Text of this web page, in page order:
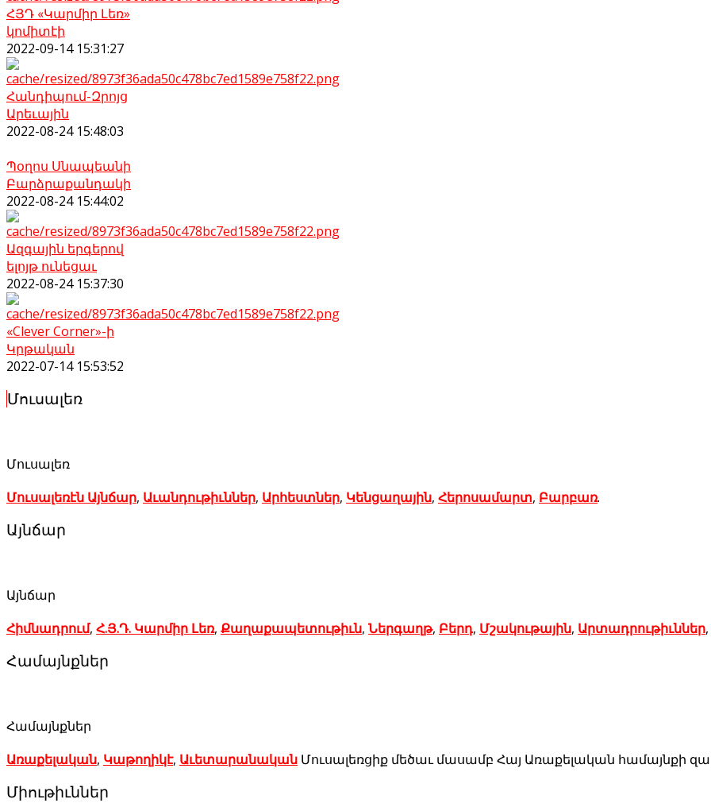
ՀՅԴ «Կարմիր Լեռ»
կոմիտէի
2022-09-14 15:31:27
Հանդիպում-Զրոյց
Արեւային
2022-08-24 15:48:03
Պօղոս Սնապեանի
Բարձրաքանդակի
2022-08-24 15:44:02
Ազգային երգերով
ելոյթ ունեցաւ
2022-08-24 15:37:30
«Clever Corner»-ի
Կրթական
2022-07-14 15:53:52
Մուսալեռ
Մուսալեռ
Մուսալեռէն Այնճար, Աւանդութիւններ, Արհեստներ, Կենցաղային, Հերոսամարտ, Բարբառ.
Այնճար
Այնճար
Հիմնադրում, Հ.Յ.Դ. Կարմիր Լեռ, Քաղաքապետութիւն, Ներգաղթ, Բերդ, Մշակութային, Արտադրութիւններ,
Համայնքներ
Համայնքներ
Առաքելական, Կաթողիկէ, Աւետարանական Մուսալեռցիք մեծաւ մասամբ Հայ Առաքելական համայնքի
Միութիւններ